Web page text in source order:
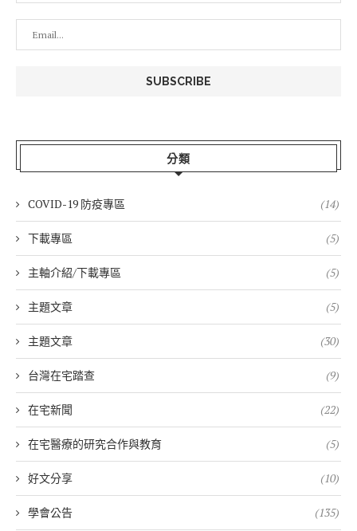
分類
COVID-19 防疫專區 (14)
下載專區 (5)
主軸介紹/下載專區 (5)
主題文章 (5)
主題文章 (30)
台灣在宅踏查 (9)
在宅新聞 (22)
在宅醫療的研究合作與教育 (5)
好文分享 (10)
學會公告 (135)